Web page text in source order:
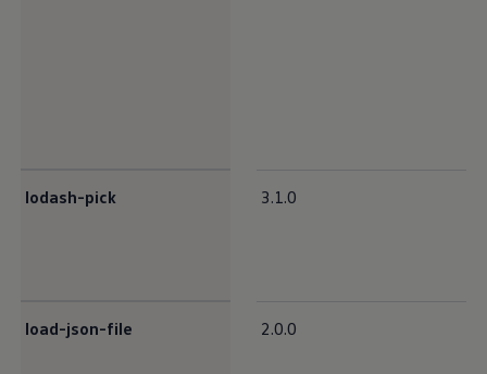
lodash-pick 3.1.0
load-json-file 2.0.0